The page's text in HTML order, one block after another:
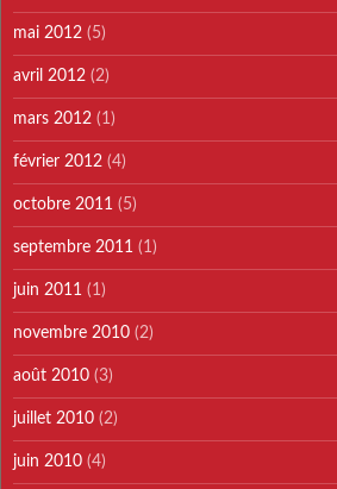
mai 2012 (5)
avril 2012 (2)
mars 2012 (1)
février 2012 (4)
octobre 2011 (5)
septembre 2011 (1)
juin 2011 (1)
novembre 2010 (2)
août 2010 (3)
juillet 2010 (2)
juin 2010 (4)